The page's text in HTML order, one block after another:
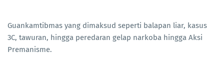
Guankamtibmas yang dimaksud seperti balapan liar, kasus
3C, tawuran, hingga peredaran gelap narkoba hingga Aksi
Premanisme.